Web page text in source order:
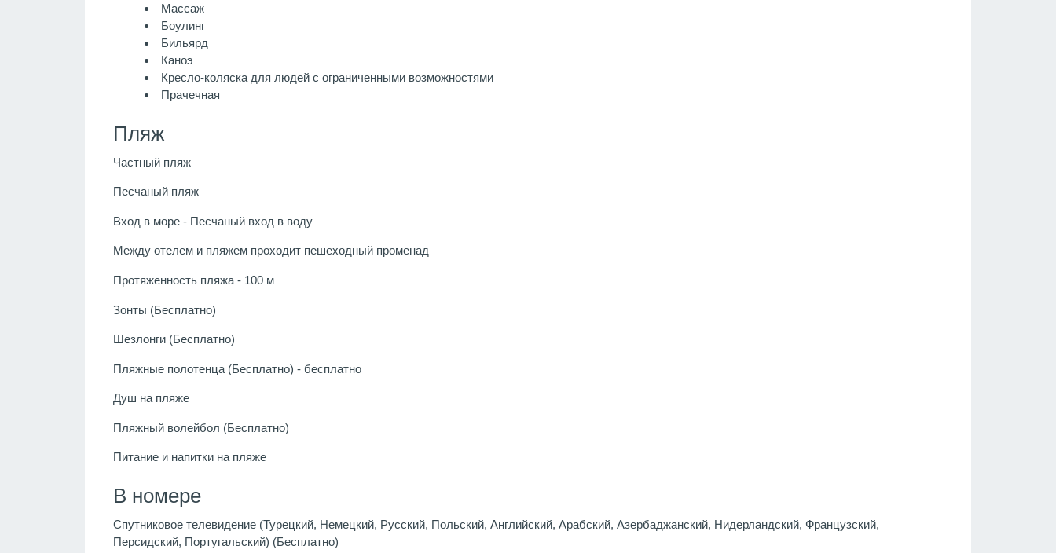
Массаж
Боулинг
Бильярд
Каноэ
Кресло-коляска для людей с ограниченными возможностями
Прачечная
Пляж
Частный пляж
Песчаный пляж
Вход в море - Песчаный вход в воду
Между отелем и пляжем проходит пешеходный променад
Протяженность пляжа - 100 м
Зонты (Бесплатно)
Шезлонги (Бесплатно)
Пляжные полотенца (Бесплатно) - бесплатно
Душ на пляже
Пляжный волейбол (Бесплатно)
Питание и напитки на пляже
В номере
Спутниковое телевидение (Турецкий, Немецкий, Русский, Польский, Английский, Арабский, Азербаджанский, Нидерландский, Французский,
Персидский, Португальский) (Бесплатно)